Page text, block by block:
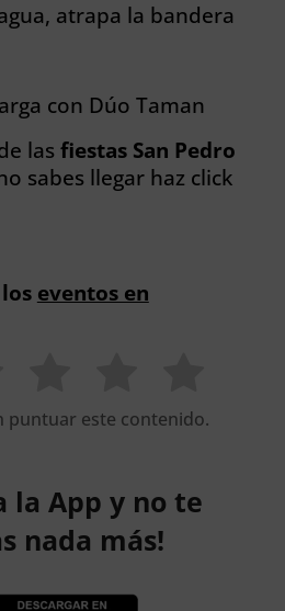
atrapa la bandera
con Dúo Taman
las fiestas San Pedro
sabes llegar haz click
eventos en
puntuar este contenido.
la App y no te
nada más!